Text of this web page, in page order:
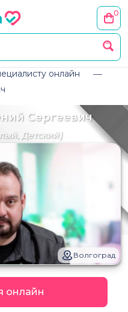
0
онлайн
Сергеевич
Детский)
Волгоград
онлайн